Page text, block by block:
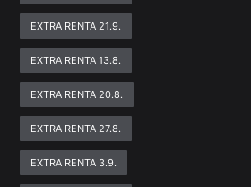
EXTRA RENTA 21.9.
EXTRA RENTA 13.8.
EXTRA RENTA 20.8.
EXTRA RENTA 27.8.
EXTRA RENTA 3.9.